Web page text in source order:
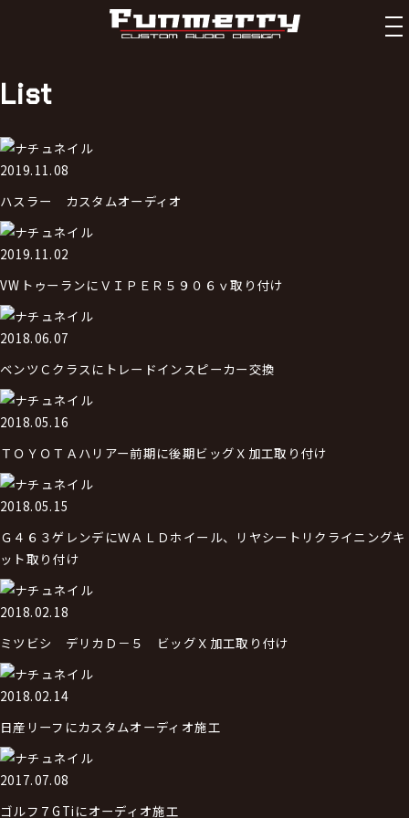
List
2019.11.08
ハスラー カスタムオーディオ
2019.11.02
VWトゥーランにＶＩＰＥＲ５９０６ｖ取り付け
2018.06.07
ベンツＣクラスにトレードインスピーカー交換
2018.05.16
ＴＯＹＯＴＡハリアー前期に後期ビッグＸ加工取り付け
2018.05.15
Ｇ４６３ゲレンデにＷＡＬＤホイール、リヤシートリクライニングキ
ット取り付け
2018.02.18
ミツビシ デリカＤ－５ ビッグＸ加工取り付け
2018.02.14
日産リーフにカスタムオーディオ施工
2017.07.08
ゴルフ７GTiにオーディオ施工